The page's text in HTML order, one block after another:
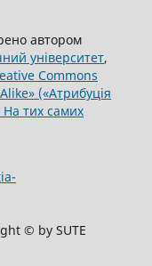
автором
університет,
Commons
(«Атрибуція
тих самих
© by SUTE